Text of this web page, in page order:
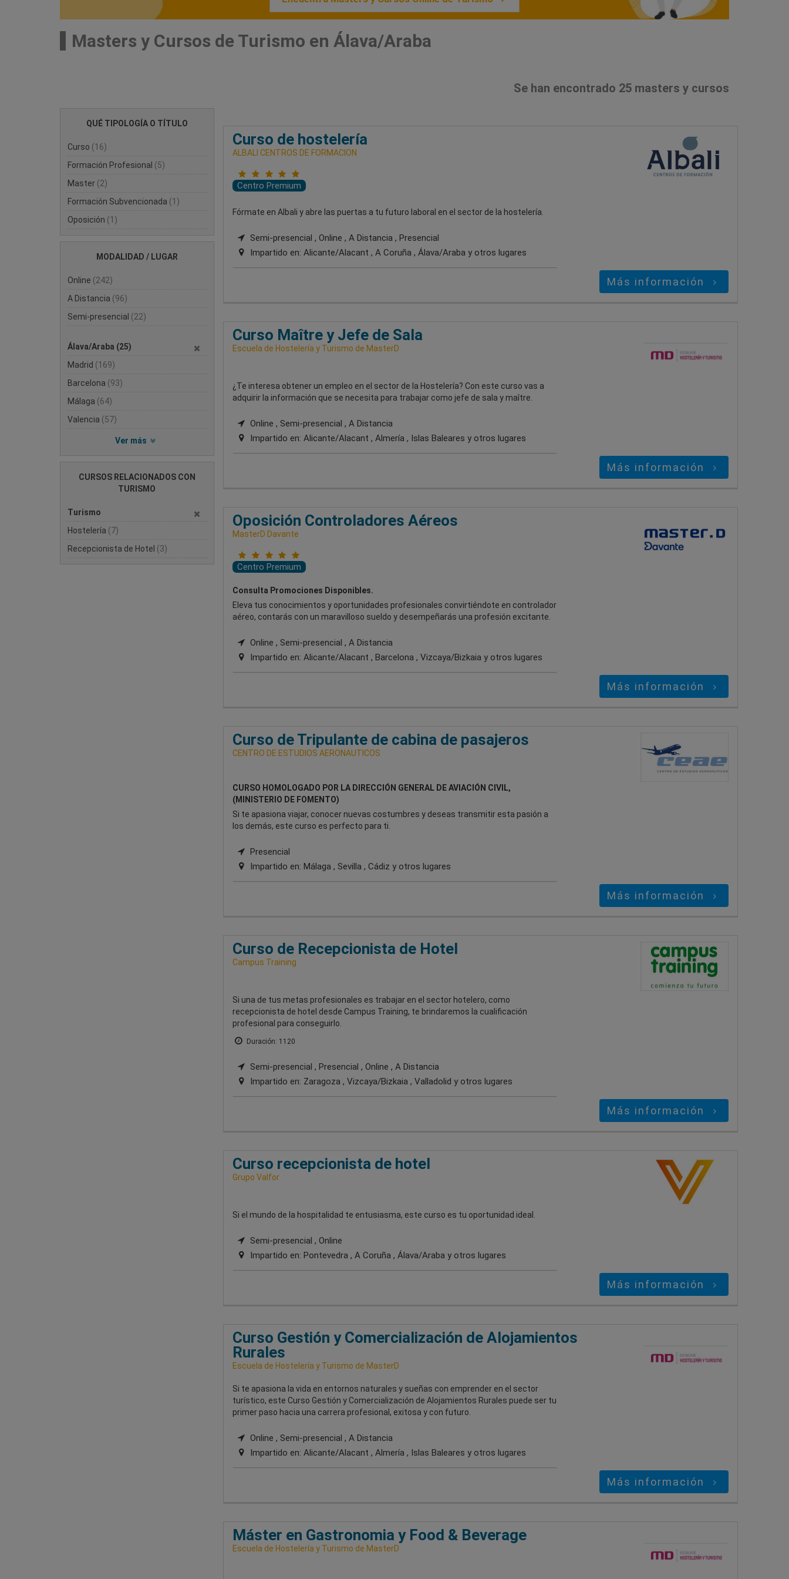
Masters y Cursos de Turismo en Álava/Araba
Se han encontrado 25 masters y cursos
QUÉ TIPOLOGÍA O TÍTULO
Curso (16)
Formación Profesional (5)
Master (2)
Formación Subvencionada (1)
Oposición (1)
MODALIDAD / LUGAR
Online (242)
A Distancia (96)
Semi-presencial (22)
Álava/Araba (25)
Madrid (169)
Barcelona (93)
Málaga (64)
Valencia (57)
Ver más
CURSOS RELACIONADOS CON
TURISMO
Turismo
Hostelería (7)
Recepcionista de Hotel (3)
Curso de hostelería
ALBALI CENTROS DE FORMACION
Centro Premium
Fórmate en Albali y abre las puertas a tu futuro laboral en el sector de la hostelería.
Semi-presencial , Online , A Distancia , Presencial
Impartido en: Alicante/Alacant , A Coruña , Álava/Araba y otros lugares
Más información
Curso Maître y Jefe de Sala
Escuela de Hostelería y Turismo de MasterD
¿Te interesa obtener un empleo en el sector de la Hostelería? Con este curso vas a
adquirir la información que se necesita para trabajar como jefe de sala y maître.
Online , Semi-presencial , A Distancia
Impartido en: Alicante/Alacant , Almería , Islas Baleares y otros lugares
Más información
Oposición Controladores Aéreos
MasterD Davante
Centro Premium
Consulta Promociones Disponibles.
Eleva tus conocimientos y oportunidades profesionales convirtiéndote en controlador
aéreo, contarás con un maravilloso sueldo y desempeñarás una profesión excitante.
Online , Semi-presencial , A Distancia
Impartido en: Alicante/Alacant , Barcelona , Vizcaya/Bizkaia y otros lugares
Más información
Curso de Tripulante de cabina de pasajeros
CENTRO DE ESTUDIOS AERONAUTICOS
CURSO HOMOLOGADO POR LA DIRECCIÓN GENERAL DE AVIACIÓN CIVIL,
(MINISTERIO DE FOMENTO)
Si te apasiona viajar, conocer nuevas costumbres y deseas transmitir esta pasión a
los demás, este curso es perfecto para ti.
Presencial
Impartido en: Málaga , Sevilla , Cádiz y otros lugares
Más información
Curso de Recepcionista de Hotel
Campus Training
Si una de tus metas profesionales es trabajar en el sector hotelero, como
recepcionista de hotel desde Campus Training, te brindaremos la cualificación
profesional para conseguirlo.
Duración: 1120
Semi-presencial , Presencial , Online , A Distancia
Impartido en: Zaragoza , Vizcaya/Bizkaia , Valladolid y otros lugares
Más información
Curso recepcionista de hotel
Grupo Valfor
Si el mundo de la hospitalidad te entusiasma, este curso es tu oportunidad ideal.
Semi-presencial , Online
Impartido en: Pontevedra , A Coruña , Álava/Araba y otros lugares
Más información
Curso Gestión y Comercialización de Alojamientos
Rurales
Escuela de Hostelería y Turismo de MasterD
Si te apasiona la vida en entornos naturales y sueñas con emprender en el sector
turístico, este Curso Gestión y Comercialización de Alojamientos Rurales puede ser tu
primer paso hacia una carrera profesional, exitosa y con futuro.
Online , Semi-presencial , A Distancia
Impartido en: Alicante/Alacant , Almería , Islas Baleares y otros lugares
Más información
Máster en Gastronomia y Food & Beverage
Escuela de Hostelería y Turismo de MasterD